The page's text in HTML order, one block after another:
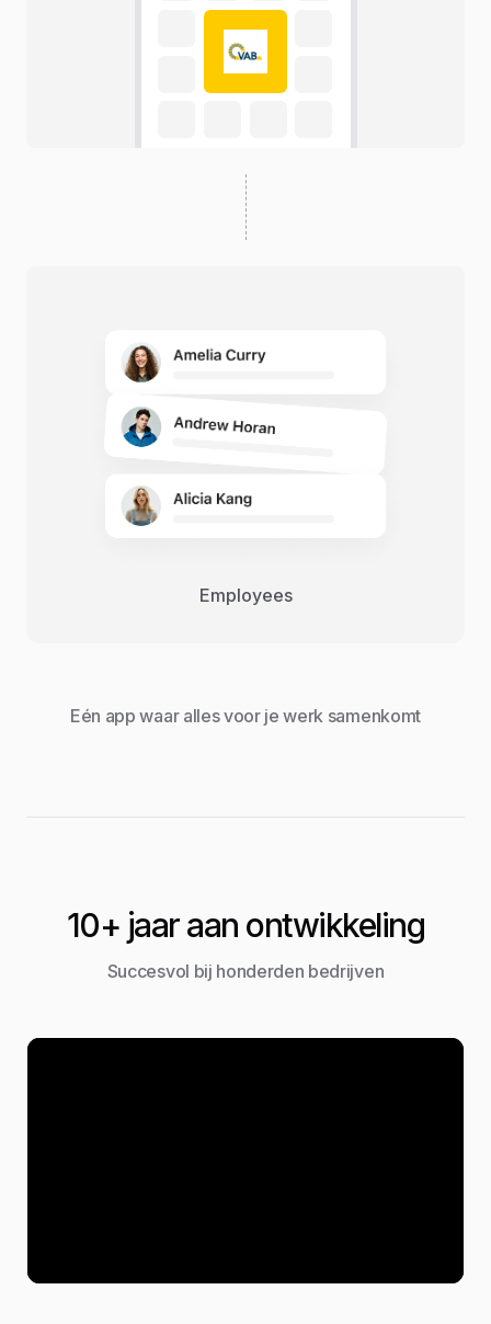
Employees
Eén app waar alles voor je werk samenkomt
10+ jaar aan ontwikkeling
Succesvol bij honderden bedrijven